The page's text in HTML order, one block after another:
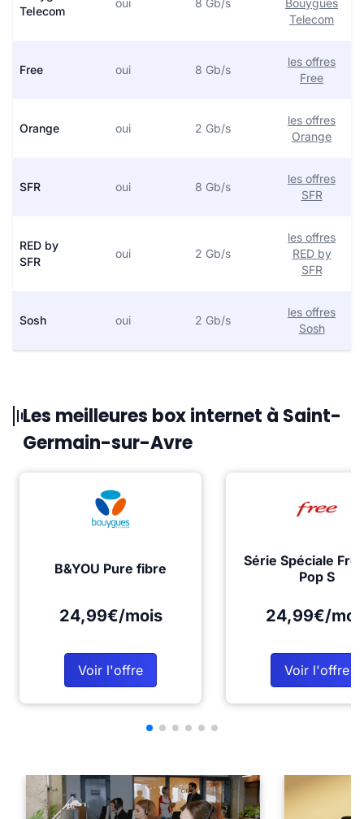
Telecom
oui 8 Gb/s
Bouygues
Telecom
Free oui 8 Gb/s
les offres
Free
Orange oui 2 Gb/s
les offres
Orange
SFR oui 8 Gb/s
les offres
SFR
RED by
SFR
oui 2 Gb/s
les offres
RED by
SFR
Sosh oui 2 Gb/s
les offres
Sosh
Les meilleures box internet à Saint-
Germain-sur-Avre
B&YOU Pure fibre
24,99€/mois
Voir l'offre
Série Spéciale
Pop S
24,99€/
Voir l'offre